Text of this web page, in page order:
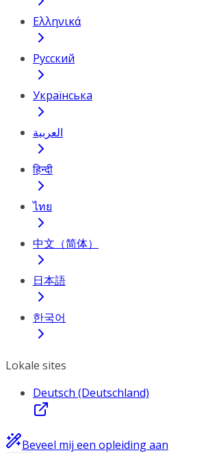
Ελληνικά
Русский
Українська
العربية
हिन्दी
ไทย
中文（简体）
日本語
한국어
Lokale sites
Deutsch (Deutschland)
Beveel mij een opleiding aan